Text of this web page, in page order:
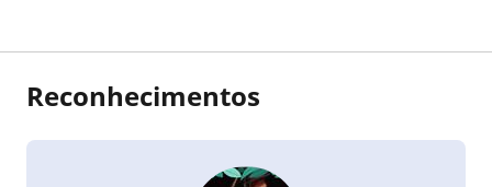
Reconhecimentos